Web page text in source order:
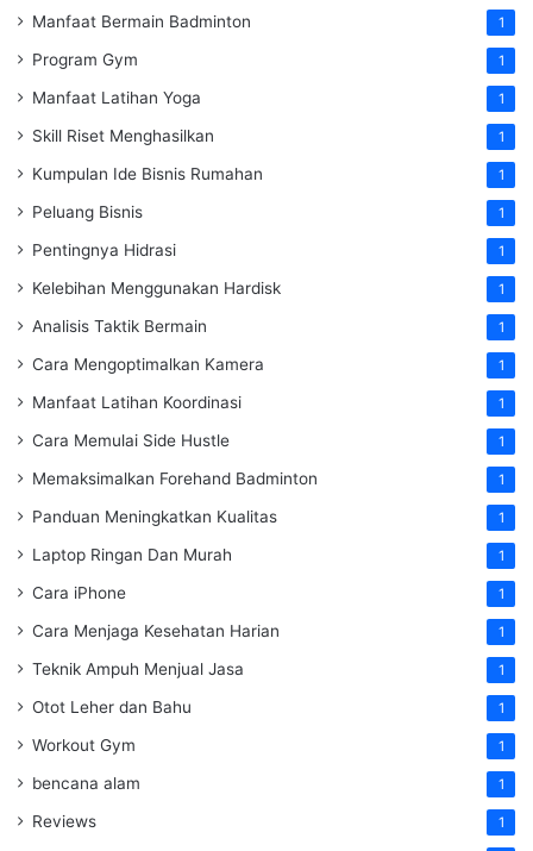
Manfaat Bermain Badminton 1
Program Gym 1
Manfaat Latihan Yoga 1
Skill Riset Menghasilkan 1
Kumpulan Ide Bisnis Rumahan 1
Peluang Bisnis 1
Pentingnya Hidrasi 1
Kelebihan Menggunakan Hardisk 1
Analisis Taktik Bermain 1
Cara Mengoptimalkan Kamera 1
Manfaat Latihan Koordinasi 1
Cara Memulai Side Hustle 1
Memaksimalkan Forehand Badminton 1
Panduan Meningkatkan Kualitas 1
Laptop Ringan Dan Murah 1
Cara iPhone 1
Cara Menjaga Kesehatan Harian 1
Teknik Ampuh Menjual Jasa 1
Otot Leher dan Bahu 1
Workout Gym 1
bencana alam 1
Reviews 1